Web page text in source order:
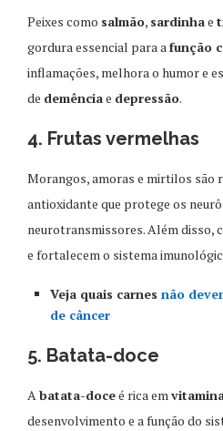
Peixes como salmão, sardinhae
gordura essencial para afunção
inflamações, melhora o humor e
de demênciae depressão.
4. Frutas vermelhas
Morangos, amoras e mirtilos são
antioxidante que protege os
neurotransmissores. Além disso,
e fortalecem o sistema
Veja quais carnes não
de câncer
5. Batata-doce
Abatata-doceé rica em
desenvolvimento e a função do